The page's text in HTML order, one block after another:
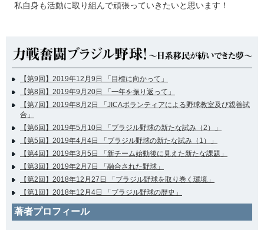
私自身も活動に取り組んで頑張っていきたいと思います！
【第9回】2019年12月9日 「目標に向かって」
【第8回】2019年9月20日 「一年を振り返って」
【第7回】2019年8月2日 「JICAボランティアによる野球教室及び親善試
合」
【第6回】2019年5月10日 「ブラジル野球の新たな試み（2）」
【第5回】2019年4月4日 「ブラジル野球の新たな試み（1）」
【第4回】2019年3月5日 「新チーム始動後に見えた新たな課題」
【第3回】2019年2月7日 「融合された野球」
【第2回】2018年12月27日 「ブラジル野球を取り巻く環境」
【第1回】2018年12月4日 「ブラジル野球の歴史」
著者プロフィール